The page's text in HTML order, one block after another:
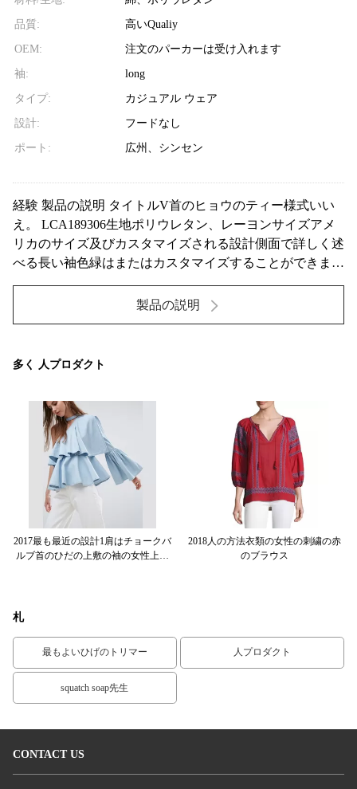
品質: 高いQualiy
OEM: 注文のパーカーは受け入れます
袖: long
タイプ: カジュアル ウェア
設計: フードなし
ポート: 広州、シンセン
経験 製品の説明 タイトルV首のヒョウのティー様式いい
え。 LCA189306生地ポリウレタン、レーヨンサイズアメ
リカのサイズ及びカスタマイズされる設計側面で詳しく述
べる長い袖色緑はまたはカスタマイズすることができます
小さい媒体大きいX大きい米国のサイズ024681214-16Eurの
製品の説明
多く 人プロダクト
2017最も最近の設計1肩はチョークバ
ルブ首のひだの上敷の袖の女性上を
2018人の方法衣類の女性の刺繍の赤
のブラウス
札
最もよいひげのトリマー 人プロダクト
squatch soap先生
CONTACT US